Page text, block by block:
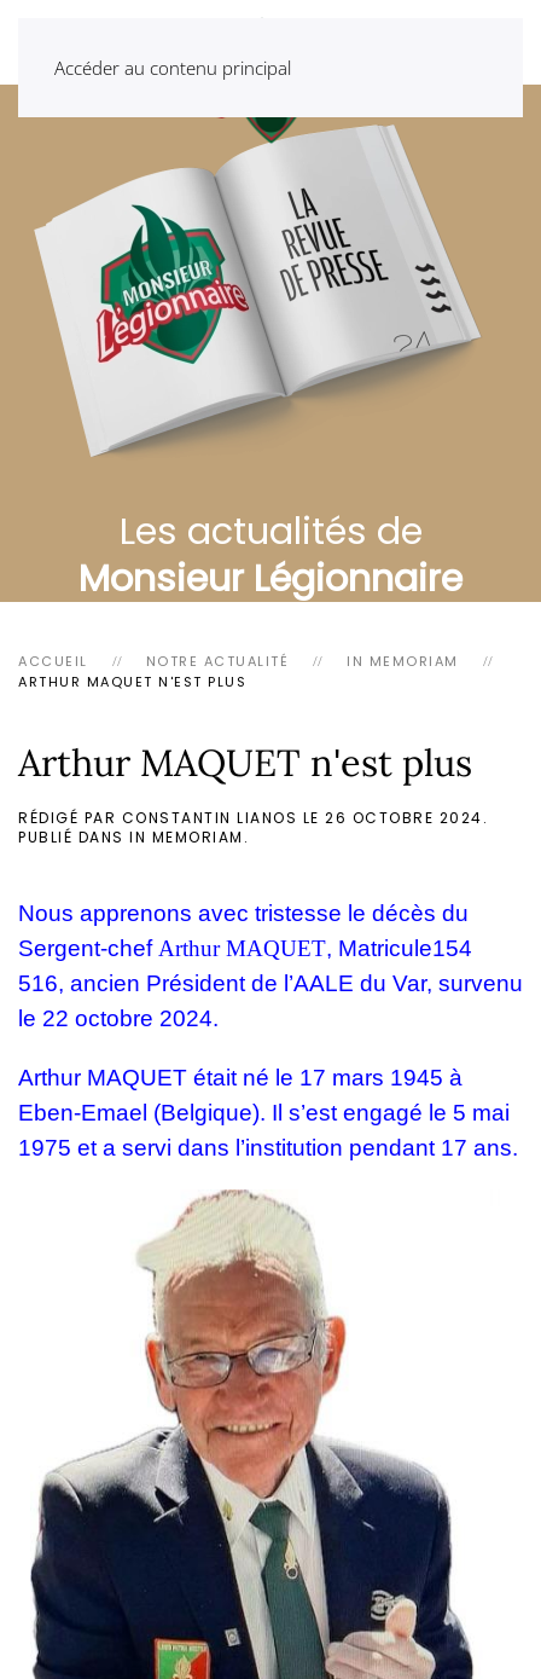
Accéder au contenu principal
Les actualités de
Monsieur Légionnaire
ACCUEIL NOTRE ACTUALITÉ
IN MEMORIAM
ARTHUR MAQUET N'EST PLUS
Arthur MAQUET n'est plus
RÉDIGÉ PAR CONSTANTIN LIANOS LE 26 OCTOBRE 2024.
PUBLIÉ DANS IN MEMORIAM .
Nous apprenons avec tristesse le décès du
Sergent-chef Arthur MAQUET, Matricule154
516, ancien Président de l’AALE du Var, survenu
le 22 octobre 2024.
Arthur MAQUET était né le 17 mars 1945 à
Eben-Emael (Belgique). Il s’est engagé le 5 mai
1975 et a servi dans l’institution pendant 17 ans.